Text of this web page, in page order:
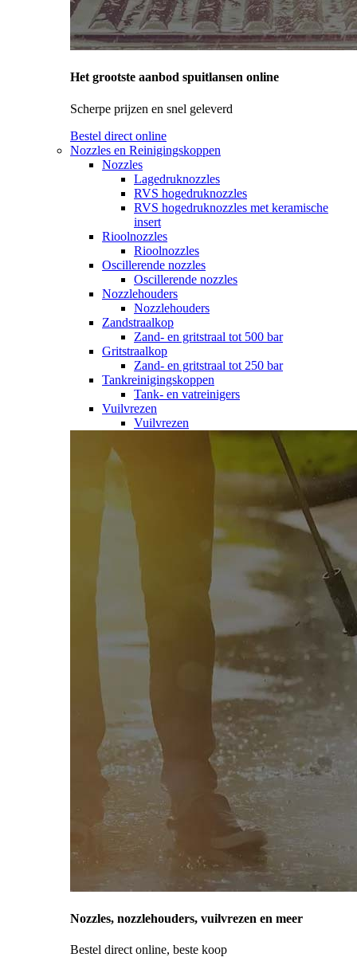
Het grootste aanbod spuitlansen online
Scherpe prijzen en snel geleverd
Bestel direct online
Nozzles en Reinigingskoppen
Nozzles
Lagedruknozzles
RVS hogedruknozzles
RVS hogedruknozzles met keramische
insert
Rioolnozzles
Rioolnozzles
Oscillerende nozzles
Oscillerende nozzles
Nozzlehouders
Nozzlehouders
Zandstraalkop
Zand- en gritstraal tot 500 bar
Gritstraalkop
Zand- en gritstraal tot 250 bar
Tankreinigingskoppen
Tank- en vatreinigers
Vuilvrezen
Vuilvrezen
Nozzles, nozzlehouders, vuilvrezen en meer
Bestel direct online, beste koop